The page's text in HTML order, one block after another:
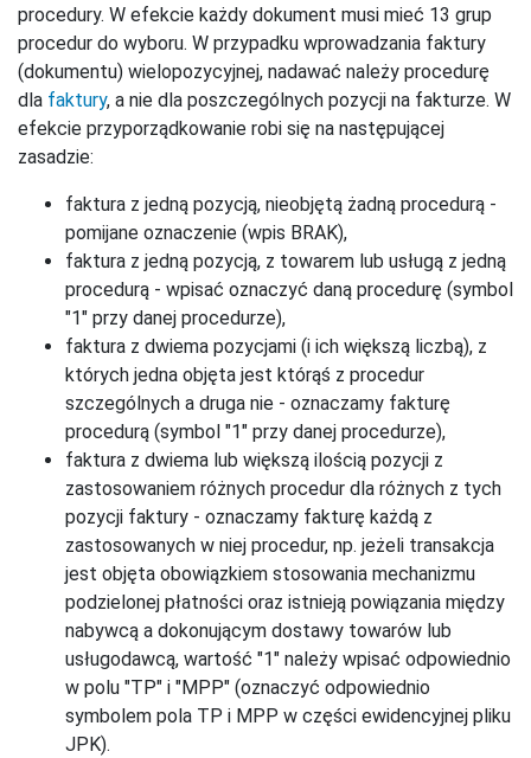
procedury. W efekcie każdy dokument musi mieć 13 grup
procedur do wyboru. W przypadku wprowadzania faktury
(dokumentu) wielopozycyjnej, nadawać należy procedurę
dla faktury, a nie dla poszczególnych pozycji na fakturze. W
efekcie przyporządkowanie robi się na następującej
zasadzie:
faktura z jedną pozycją, nieobjętą żadną procedurą -
pomijane oznaczenie (wpis BRAK),
faktura z jedną pozycją, z towarem lub usługą z jedną
procedurą - wpisać oznaczyć daną procedurę (symbol
"1" przy danej procedurze),
faktura z dwiema pozycjami (i ich większą liczbą), z
których jedna objęta jest którąś z procedur
szczególnych a druga nie - oznaczamy fakturę
procedurą (symbol "1" przy danej procedurze),
faktura z dwiema lub większą ilością pozycji z
zastosowaniem różnych procedur dla różnych z tych
pozycji faktury - oznaczamy fakturę każdą z
zastosowanych w niej procedur, np. jeżeli transakcja
jest objęta obowiązkiem stosowania mechanizmu
podzielonej płatności oraz istnieją powiązania między
nabywcą a dokonującym dostawy towarów lub
usługodawcą, wartość "1" należy wpisać odpowiednio
w polu "TP" i "MPP" (oznaczyć odpowiednio
symbolem pola TP i MPP w części ewidencyjnej pliku
JPK).